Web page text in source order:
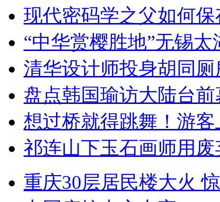
现代密码学之父如何
“中华赏樱胜地”无锡
清华设计师投身胡同
盘点韩国瑜访大陆台
想过桥就得跳舞！游客
祁连山下玉石画师用
重庆30层居民楼大火